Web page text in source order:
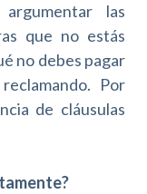
las
que no estás
no debes pagar
Por
de cláusulas